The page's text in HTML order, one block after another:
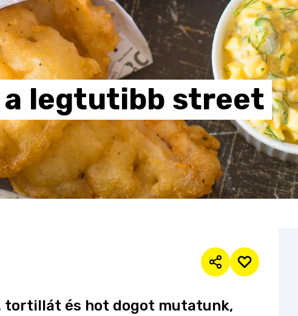
a legtutibb street
tortillát és hot dogot mutatunk,